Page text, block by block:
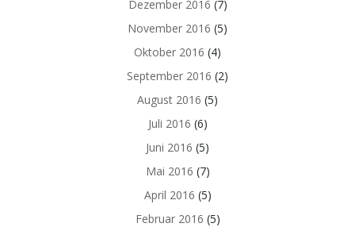
Dezember 2016 (7)
November 2016 (5)
Oktober 2016 (4)
September 2016 (2)
August 2016 (5)
Juli 2016 (6)
Juni 2016 (5)
Mai 2016 (7)
April 2016 (5)
Februar 2016 (5)